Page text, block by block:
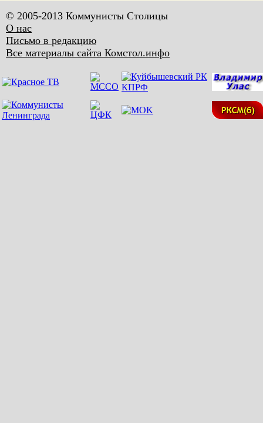
© 2005-2013 Коммунисты Столицы
О нас
Письмо в редакцию
Все материалы сайта Комстол.инфо